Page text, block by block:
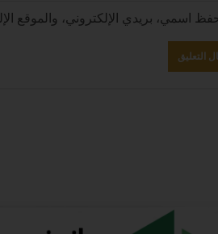
اسمي، بريدي الإلكتروني، والموقع